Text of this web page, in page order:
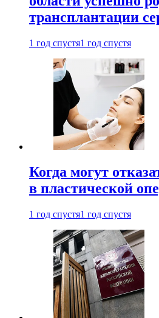
трансплантации
1 год спустя1 год спустя
Когда могут
в пластической
1 год спустя1 год спустя